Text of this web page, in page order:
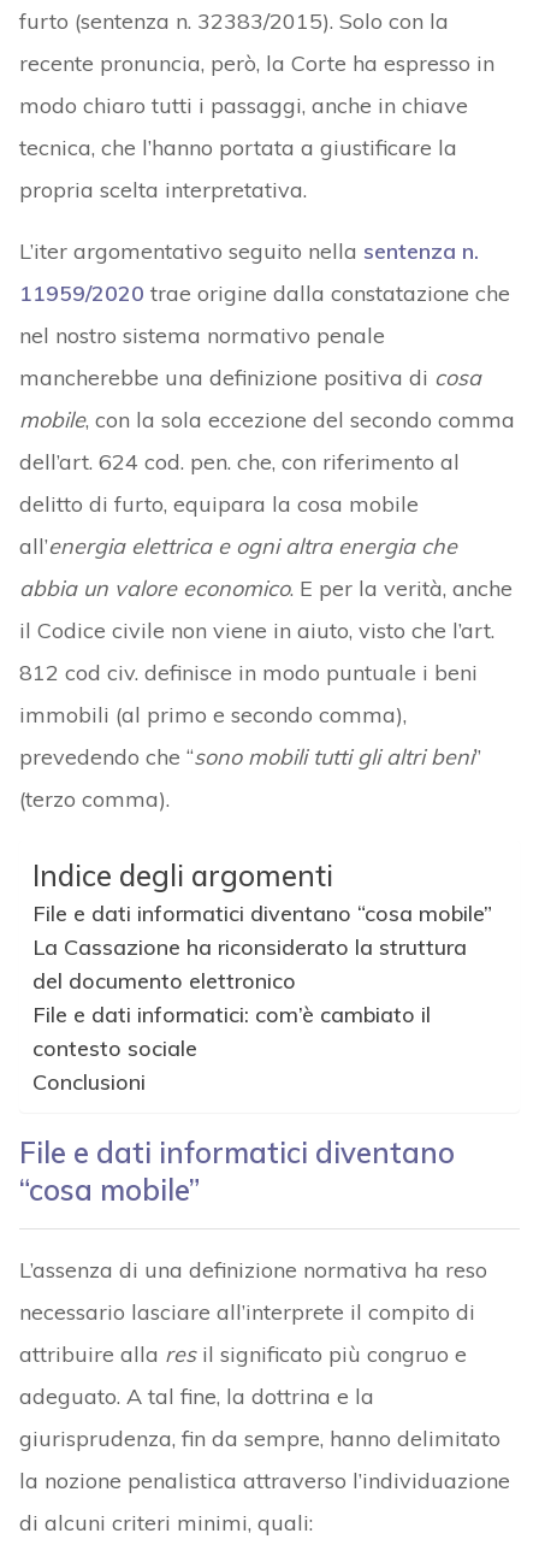
furto (sentenza n. 32383/2015). Solo con la
recente pronuncia, però, la Corte ha espresso in
modo chiaro tutti i passaggi, anche in chiave
tecnica, che l’hanno portata a giustificare la
propria scelta interpretativa.
L’iter argomentativo seguito nella sentenza n.
11959/2020 trae origine dalla constatazione che
nel nostro sistema normativo penale
mancherebbe una definizione positiva di cosa
mobile, con la sola eccezione del secondo comma
dell’art. 624 cod. pen. che, con riferimento al
delitto di furto, equipara la cosa mobile
all’energia elettrica e ogni altra energia che
abbia un valore economico. E per la verità, anche
il Codice civile non viene in aiuto, visto che l’art.
812 cod civ. definisce in modo puntuale i beni
immobili (al primo e secondo comma),
prevedendo che “sono mobilitutti gli altri beni”
(terzo comma).
Indice degli argomenti
File e dati informatici diventano “cosa mobile”
La Cassazione ha riconsiderato la struttura
del documento elettronico
File e dati informatici: com’è cambiato il
contesto sociale
Conclusioni
File e dati informatici diventano
“cosa mobile”
L’assenza di una definizione normativa ha reso
necessario lasciare all’interprete il compito di
attribuire alla resil significato più congruo e
adeguato. A tal fine, la dottrina e la
giurisprudenza, fin da sempre, hanno delimitato
la nozione penalistica attraverso l’individuazione
di alcuni criteri minimi, quali: